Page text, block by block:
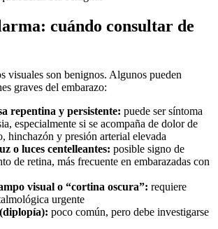
cuándo consultar de
visuales son benignos. Algunos pueden
graves del embarazo:
repentina y persistente: puede ser síntoma
especialmente si se acompaña de dolor de
hinchazón y presión arterial elevada
o luces centelleantes: posible signo de
de retina, más frecuente en embarazadas con
visual o “cortina oscura”: requiere
urgente
poco común, pero debe investigarse